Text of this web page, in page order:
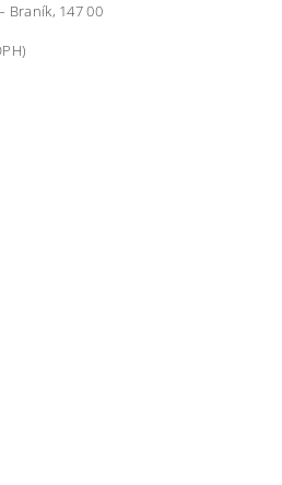
Braník, 147 00